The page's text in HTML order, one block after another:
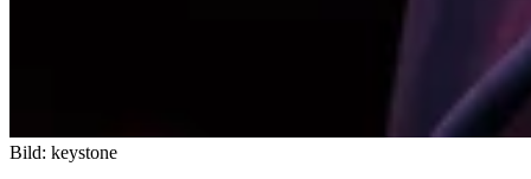
Bild: keystone